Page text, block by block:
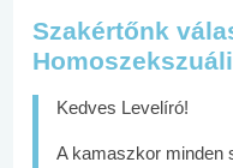
Szakértőnk
Kedves Levelíró!
A kamaszkor minden